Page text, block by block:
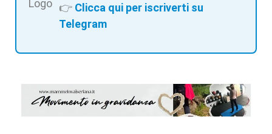
👉 Clicca qui per iscriverti su
Telegram